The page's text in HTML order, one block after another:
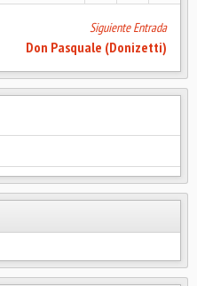
Siguiente Entrada
Don Pasquale (Donizetti)